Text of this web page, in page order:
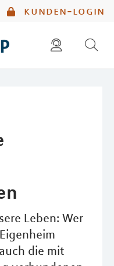
kunden-login
Leben: Wer
die mit